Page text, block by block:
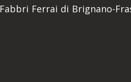
Ferrai di Brignano-